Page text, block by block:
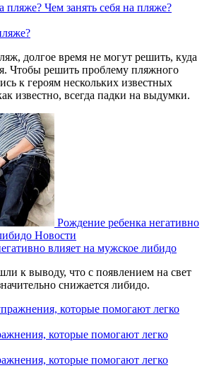
Чем занять себя на пляже?
долгое время не могут решить, куда
Чтобы решить проблему пляжного
к героям нескольких известных
известно, всегда падки на выдумки.
Рождение ребенка негативно
Новости
влияет на мужское либидо
к выводу, что с появлением на свет
снижается либидо.
которые помогают легко
которые помогают легко